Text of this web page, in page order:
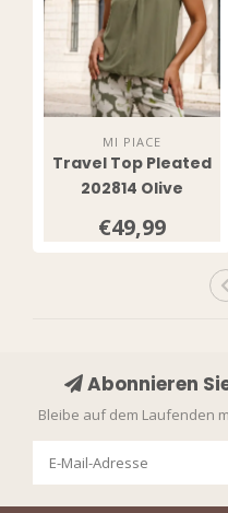
MI PIACE
Travel Top Pleated
202814 Olive
€49,99
Abonnieren
Bleibe auf dem Laufenden